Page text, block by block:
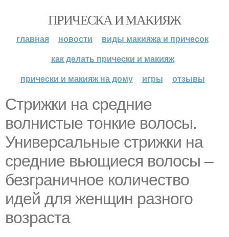
ПРИЧЕСКА И МАКИЯЖ
главная новости
виды макияжа и причесок
как делать прически и макияж
прически и макияж на дому
игры отзывы
Стрижки на средние
волнистые тонкие волосы.
Универсальные стрижки на
средние вьющиеся волосы –
безграничное количество
идей для женщин разного
возраста